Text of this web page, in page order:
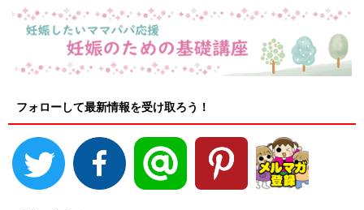
フォローして最新情報を受け取ろう！